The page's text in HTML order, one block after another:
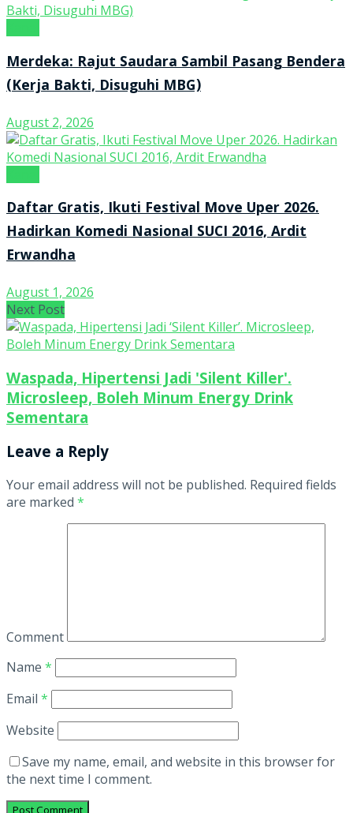
Merdeka: Rajut Saudara Sambil Pasang Bendera
(Kerja Bakti, Disuguhi MBG)
August 2, 2026
Daftar Gratis, Ikuti Festival Move Uper 2026.
Hadirkan Komedi Nasional SUCI 2016, Ardit
Erwandha
August 1, 2026
Next Post
Waspada, Hipertensi Jadi 'Silent Killer'.
Microsleep, Boleh Minum Energy Drink
Sementara
Leave a Reply
Your email address will not be published. Required fields
are marked *
Comment
Name *
Email *
Website
Save my name, email, and website in this browser for
the next time I comment.